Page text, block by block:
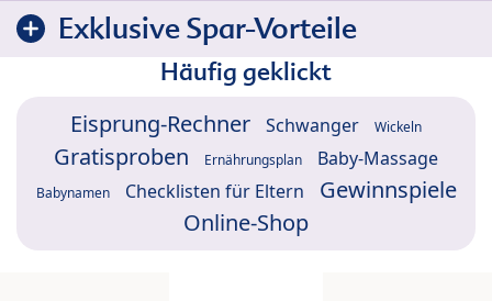
Exklusive Spar-Vorteile
Häufig geklickt
Eisprung-Rechner Schwanger Wickeln
Gratisproben Ernährungsplan Baby-Massage
Babynamen Checklisten für Eltern
Gewinnspiele
Online-Shop